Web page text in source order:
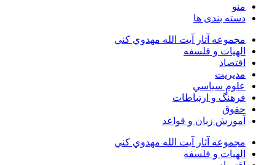
منو
دسته بندی ها
مجموعه آثار آيت الله مهدوي كني
الهیات و فلسفه
اقتصاد
مديريت
علوم سياسي
فرهنگ و ارتباطات
حقوق
آموزش زبان و قواعد
مجموعه آثار آيت الله مهدوي كني
الهیات و فلسفه